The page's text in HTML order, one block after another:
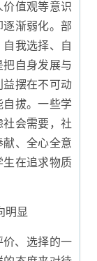
值观等意识
渐弱化。部
我选择、自
自身发展与
摆在不可动
拔。一些学
会需要，社
、全心全意
生在追求物质
明显
、选择的一